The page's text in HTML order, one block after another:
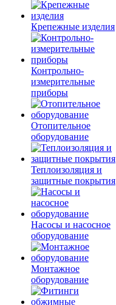
Крепежные изделия
Контрольно-
измерительные
приборы
Отопительное
оборудование
Теплоизоляция и
защитные покрытия
Насосы и насосное
оборудование
Монтажное
оборудование